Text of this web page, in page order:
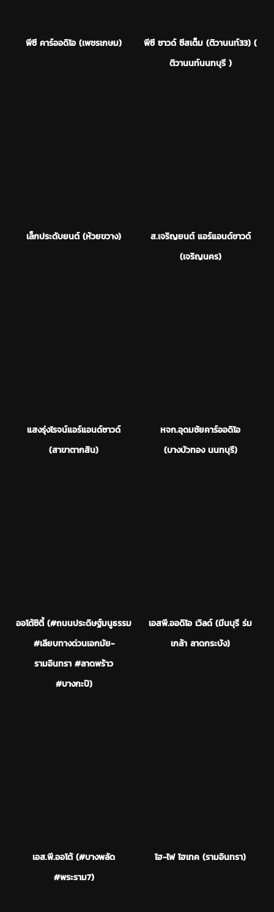
พีซี คาร์ออดิโอ (เพชรเกษม)
พีซี ซาวด์ ซีสเต็ม (ติวานนท์33) (
ติวานนท์นนทบุรี )
เล็กประดับยนต์ (ห้วยขวาง)
ส.เจริญยนต์ แอร์แอนด์ชาวด์
(เจริญนคร)
แสงรุ่งโรจน์แอร์แอนด์ซาวด์
(สาขาตากสิน)
หจก.อุดมชัยคาร์ออดิโอ
(บางบัวทอง นนทบุรี)
ออโต้ซิตี้ (#ถนนประดิษฐ์มนูธรรม
#เลียบทางด่วนเอกมัย-
รามอินทรา #ลาดพร้าว
#บางกะปิ)
เอสพี.ออดิโอ เวิลด์ (มีนบุรี ร่ม
เกล้า ลาดกระบัง)
เอส.พี.ออโต้ (#บางพลัด
#พระราม7)
ไฮ-ไฟ ไฮเทค (รามอินทรา)